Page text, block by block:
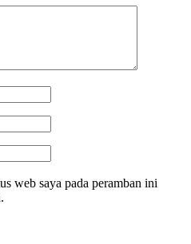
web saya pada peramban ini